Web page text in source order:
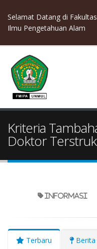
Selamat Datang di
Ilmu Pengetahuan Alam
Kriteria
Doktor
informasi
Terbaru Berita